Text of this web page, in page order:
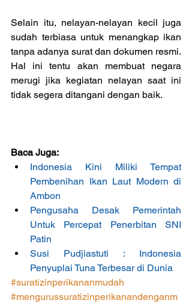
Selain itu, nelayan-nelayan kecil juga
sudah terbiasa untuk menangkap ikan
tanpa adanya surat dan dokumen resmi.
Hal ini tentu akan membuat negara
merugi jika kegiatan nelayan saat ini
tidak segera ditangani dengan baik.
Baca Juga:
Indonesia Kini Miliki Tempat
Pembenihan Ikan Laut Modern di
Ambon
Pengusaha Desak Pemerintah
Untuk Percepat Penerbitan SNI
Patin
Susi Pudjiastuti : Indonesia
Penyuplai Tuna Terbesar di Dunia
#suratizinperikananmudah
#mengurussuratizinperikanandenganm